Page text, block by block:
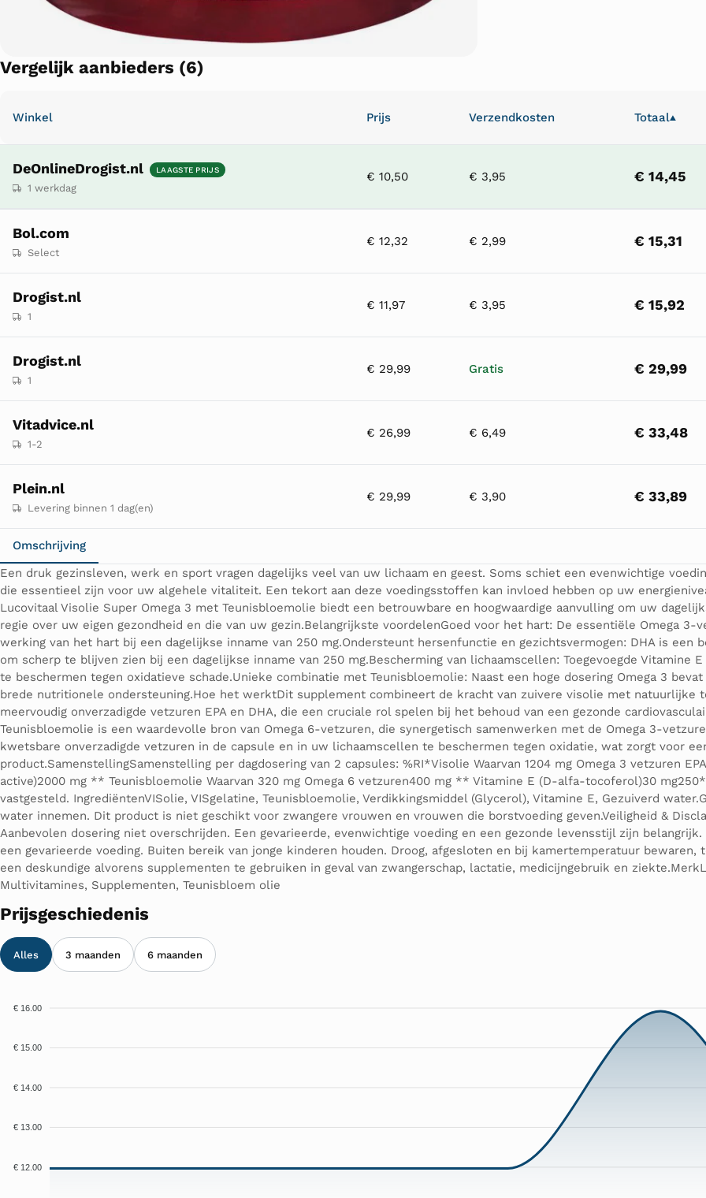
Vergelijk aanbieders (6)
Winkel Prijs Verzendkosten Totaal▲
DeOnlineDrogist.nl LAAGSTE PRIJS
1 werkdag
€ 10,50 € 3,95 € 14,45
Bol.com
Select
€ 12,32 € 2,99 € 15,31
Drogist.nl
1
€ 11,97 € 3,95 € 15,92
Drogist.nl
1
€ 29,99 Gratis € 29,99
Vitadvice.nl
1-2
€ 26,99 € 6,49 € 33,48
Plein.nl
Levering binnen 1 dag(en)
€ 29,99 € 3,90 € 33,89
Omschrijving
Een druk gezinsleven, werk en sport vragen dagelijks veel van uw lichaam en geest. Soms schiet een evenwichtige
die essentieel zijn voor uw algehele vitaliteit. Een tekort aan deze voedingsstoffen kan invloed hebben op uw
Lucovitaal Visolie Super Omega 3 met Teunisbloemolie biedt een betrouwbare en hoogwaardige aanvulling om uw
regie over uw eigen gezondheid en die van uw gezin.Belangrijkste voordelenGoed voor het hart: De essentiële Omega 3-
werking van het hart bij een dagelijkse inname van 250 mg.Ondersteunt hersenfunctie en gezichtsvermogen: DHA is een
om scherp te blijven zien bij een dagelijkse inname van 250 mg.Bescherming van lichaamscellen: Toegevoegde Vitamine
te beschermen tegen oxidatieve schade.Unieke combinatie met Teunisbloemolie: Naast een hoge dosering Omega 3
brede nutritionele ondersteuning.Hoe het werktDit supplement combineert de kracht van zuivere visolie met natuurlijke
meervoudig onverzadigde vetzuren EPA en DHA, die een cruciale rol spelen bij het behoud van een gezonde
Teunisbloemolie is een waardevolle bron van Omega 6-vetzuren, die synergetisch samenwerken met de Omega 3-
kwetsbare onverzadigde vetzuren in de capsule en in uw lichaamscellen te beschermen tegen oxidatie, wat zorgt voor
product.SamenstellingSamenstelling per dagdosering van 2 capsules: %RI*Visolie Waarvan 1204 mg Omega 3 vetzuren
active)2000 mg ** Teunisbloemolie Waarvan 320 mg Omega 6 vetzuren400 mg ** Vitamine E (D-alfa-tocoferol)30
vastgesteld. IngrediëntenVISolie, VISgelatine, Teunisbloemolie, Verdikkingsmiddel (Glycerol), Vitamine E, Gezuiverd
water innemen. Dit product is niet geschikt voor zwangere vrouwen en vrouwen die borstvoeding geven.Veiligheid &
Aanbevolen dosering niet overschrijden. Een gevarieerde, evenwichtige voeding en een gezonde levensstijl zijn
een gevarieerde voeding. Buiten bereik van jonge kinderen houden. Droog, afgesloten en bij kamertemperatuur
een deskundige alvorens supplementen te gebruiken in geval van zwangerschap, lactatie, medicijngebruik en
Multivitamines, Supplementen, Teunisbloem olie
Prijsgeschiedenis
Alles 3 maanden 6 maanden
€ 16.00
€ 15.00
€ 14.00
€ 13.00
€ 12.00